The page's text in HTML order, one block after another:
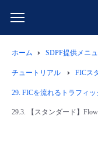
サービス一覧
データ利活用
よくある質問
ホーム SDPF提供メニ
チュートリアル FICス
29. FICを流れるトラフィ
29.3. 【スタンダード】